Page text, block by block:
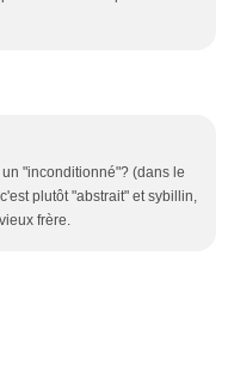
"inconditionné"? (dans le
plutôt "abstrait" et sybillin,
frère.